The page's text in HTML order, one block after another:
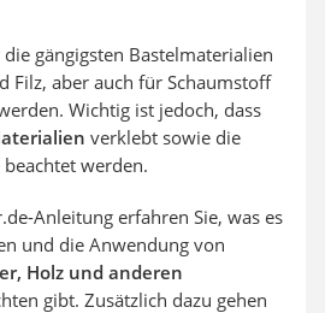
gängigsten Bastelmaterialien
Filz, aber auch für Schaumstoff
Wichtig ist jedoch, dass
verklebt sowie die
werden.
Anleitung erfahren Sie, was es
und die Anwendung von
Holz und anderen
gibt. Zusätzlich dazu gehen